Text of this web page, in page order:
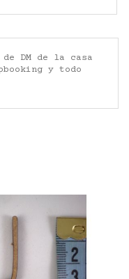
DM de la casa
y todo